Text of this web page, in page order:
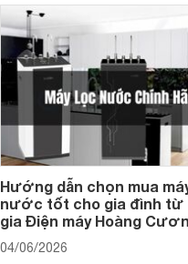
Hướng dẫn chọn mua
nước tốt cho gia đình từ
gia Điện máy Hoàng
04/06/2026